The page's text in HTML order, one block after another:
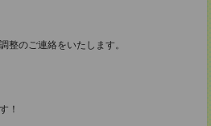
整のご連絡をいたします。
！